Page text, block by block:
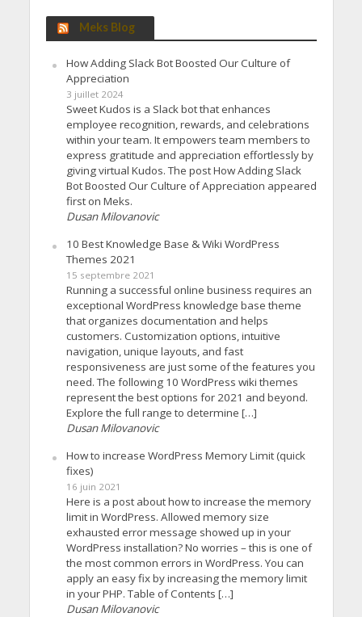
Meks Blog
How Adding Slack Bot Boosted Our Culture of
Appreciation
3 juillet 2024
Sweet Kudos is a Slack bot that enhances
employee recognition, rewards, and celebrations
within your team. It empowers team members to
express gratitude and appreciation effortlessly by
giving virtual Kudos. The post How Adding Slack
Bot Boosted Our Culture of Appreciation appeared
first on Meks.
Dusan Milovanovic
10 Best Knowledge Base & Wiki WordPress
Themes 2021
15 septembre 2021
Running a successful online business requires an
exceptional WordPress knowledge base theme
that organizes documentation and helps
customers. Customization options, intuitive
navigation, unique layouts, and fast
responsiveness are just some of the features you
need. The following 10 WordPress wiki themes
represent the best options for 2021 and beyond.
Explore the full range to determine […]
Dusan Milovanovic
How to increase WordPress Memory Limit (quick
fixes)
16 juin 2021
Here is a post about how to increase the memory
limit in WordPress. Allowed memory size
exhausted error message showed up in your
WordPress installation? No worries – this is one of
the most common errors in WordPress. You can
apply an easy fix by increasing the memory limit
in your PHP. Table of Contents […]
Dusan Milovanovic